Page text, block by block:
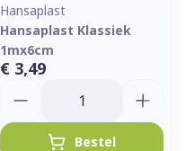
Hansaplast
Hansaplast Klassiek
1mx6cm
€ 3,49
Bestel